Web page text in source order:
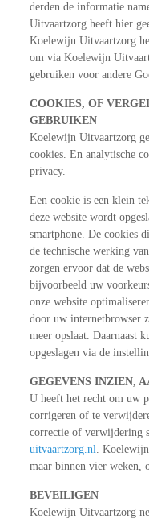
derden de informatie
Uitvaartzorg heeft hier
Koelewijn Uitvaartzorg
om via Koelewijn
gebruiken voor andere
COOKIES, OF
GEBRUIKEN
Koelewijn Uitvaartzorg
cookies. En analytische
privacy.
Een cookie is een klein
deze website wordt
smartphone. De cookies
de technische werking
zorgen ervoor dat de
bijvoorbeeld uw
onze website
door uw internetbrowser
meer opslaat. Daarnaast
opgeslagen via de
GEGEVENS INZIEN,
U heeft het recht om uw
corrigeren of te
correctie of verwijdering
uitvaartzorg.nl.
maar binnen vier weken,
BEVEILIGEN
Koelewijn Uitvaartzorg